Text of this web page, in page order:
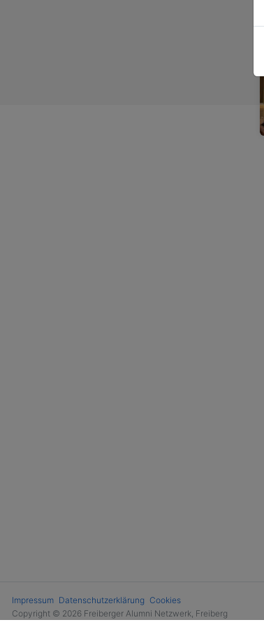
Impressum Datenschutzerklärung Cookies
Copyright © 2026 Freiberger Alumni Netzwerk, Freiberg